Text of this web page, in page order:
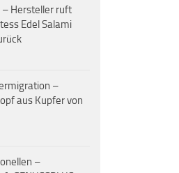
– Hersteller ruft
Edel Salami
–
aus Kupfer von
–